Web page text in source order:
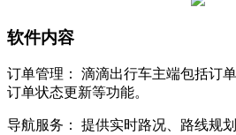
软件内容
订单管理： 滴滴出行车主端包括订
订单状态更新等功能。
导航服务： 提供实时路况、路线规